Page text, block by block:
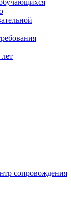
сопровождения